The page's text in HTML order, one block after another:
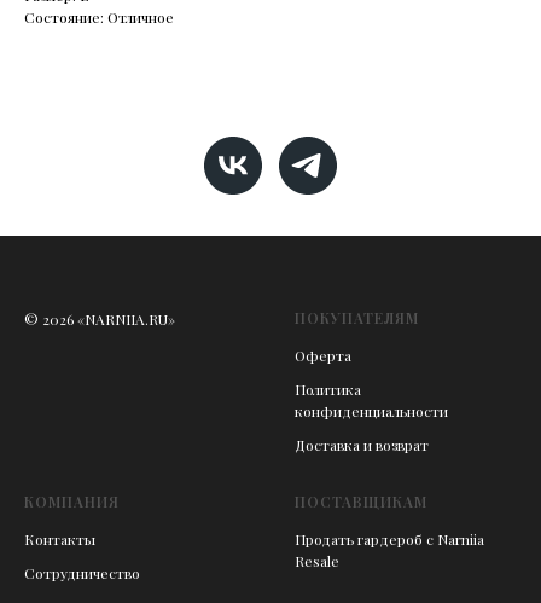
Состояние: Отличное
© 2026 «NARNIIA.RU»
ПОКУПАТЕЛЯМ
Оферта
Политика
конфиденциальности
Доставка и возврат
КОМПАНИЯ
Контакты
Сотрудничество
ПОСТАВЩИКАМ
Продать гардероб с Narniia
Resale